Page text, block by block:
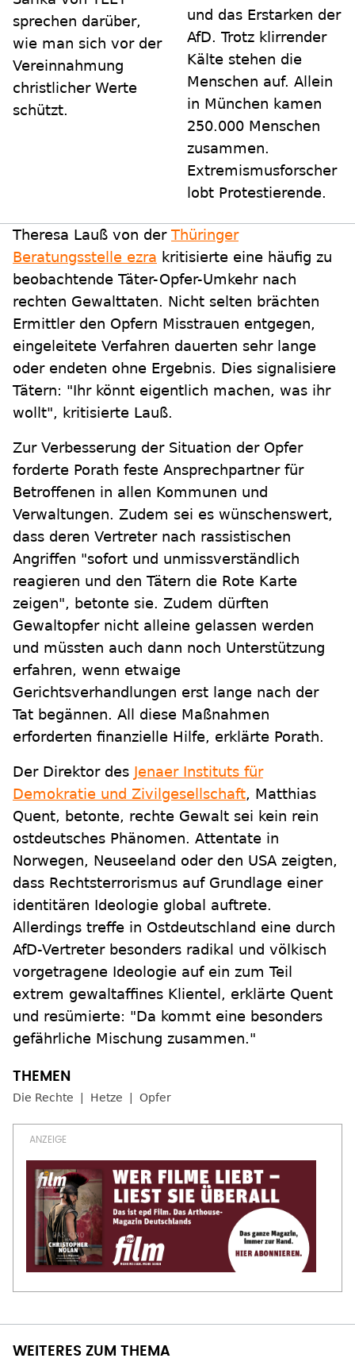
sprechen darüber,
wie man sich vor der
Vereinnahmung
christlicher Werte
schützt.
und das Erstarken der
AfD. Trotz klirrender
Kälte stehen die
Menschen auf. Allein
in München kamen
250.000 Menschen
zusammen.
Extremismusforscher
lobt Protestierende.
Theresa Lauß von der Thüringer
Beratungsstelle ezra kritisierte eine häufig zu
beobachtende Täter-Opfer-Umkehr nach
rechten Gewalttaten. Nicht selten brächten
Ermittler den Opfern Misstrauen entgegen,
eingeleitete Verfahren dauerten sehr lange
oder endeten ohne Ergebnis. Dies signalisiere
Tätern: "Ihr könnt eigentlich machen, was ihr
wollt", kritisierte Lauß.
Zur Verbesserung der Situation der Opfer
forderte Porath feste Ansprechpartner für
Betroffenen in allen Kommunen und
Verwaltungen. Zudem sei es wünschenswert,
dass deren Vertreter nach rassistischen
Angriffen "sofort und unmissverständlich
reagieren und den Tätern die Rote Karte
zeigen", betonte sie. Zudem dürften
Gewaltopfer nicht alleine gelassen werden
und müssten auch dann noch Unterstützung
erfahren, wenn etwaige
Gerichtsverhandlungen erst lange nach der
Tat begännen. All diese Maßnahmen
erforderten finanzielle Hilfe, erklärte Porath.
Der Direktor des Jenaer Instituts für
Demokratie und Zivilgesellschaft, Matthias
Quent, betonte, rechte Gewalt sei kein rein
ostdeutsches Phänomen. Attentate in
Norwegen, Neuseeland oder den USA zeigten,
dass Rechtsterrorismus auf Grundlage einer
identitären Ideologie global auftrete.
Allerdings treffe in Ostdeutschland eine durch
AfD-Vertreter besonders radikal und völkisch
vorgetragene Ideologie auf ein zum Teil
extrem gewaltaffines Klientel, erklärte Quent
und resümierte: "Da kommt eine besonders
gefährliche Mischung zusammen."
Die Rechte Hetze Opfer